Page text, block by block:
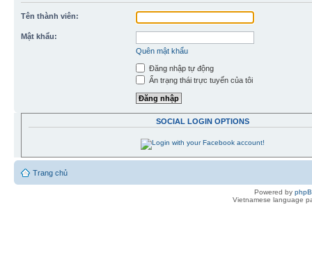
Tên thành viên:
Mật khẩu:
Quên mật khẩu
Đăng nhập tự động
Ẩn trạng thái trực tuyến của tôi
SOCIAL LOGIN OPTIONS
Trang chủ
Powered by
Vietnamese language